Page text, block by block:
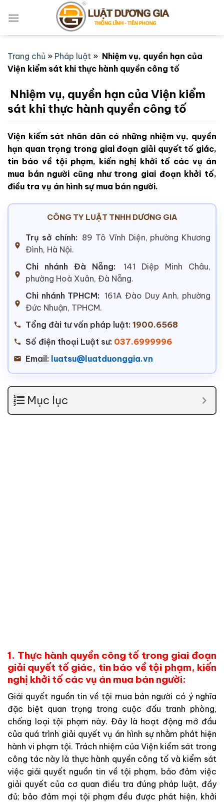
qua
Trang chủ » Pháp luật » Nhiệm vụ, quyền hạn của
Viện kiểm sát khi thực hành quyền công tố
Nhiệm vụ, quyền hạn của Viện kiểm
sát khi thực hành quyền công tố
Viện kiểm sát nhân dân có những nhiệm vụ, quyền
hạn quan trọng trong giai đoạn giải quyết tố giác,
tin báo về tội phạm, kiến nghị khởi tố các vụ án
mua bán người cũng như trong giai đoạn khởi tố,
điều tra vụ án hình sự mua bán người.
CÔNG TY LUẬT TNHH DƯƠNG GIA
Trụ sở chính: 89 Tô Vĩnh Diện, phường Khương
Đình, Hà Nội.
Chi nhánh Đà Nẵng:
141 Diệp Minh Châu,
phường Hoà Xuân, Đà Nẵng.
Chi nhánh TPHCM: 161A Đào Duy Anh, phường
Đức Nhuận, TPHCM.
Tổng đài tư vấn pháp luật: 1900.6568
Số điện thoại Luật sư: 037.6999996
Email: luatsu@luatduonggia.vn
Mục lục
1. Thực hành quyền công tố trong giai đoạn
giải quyết tố giác, tin báo về tội phạm, kiến
nghị khởi tố các vụ án mua bán người:
Giải quyết nguồn tinvề tội mua bán người có ý nghĩa
đặc biệt quan trọng trong cuộc đấu tranh phòng,
chống loại tội phạm này.Đây là hoạt động mở đầu
của quá trình giải quyếtvụ án hình sự nhằm phát hiện
hành vi phạm tội. Trách nhiệm của Viện kiểm sát trong
công tác này là thực hành quyền công tố và kiểm sát
việc giải quyết nguồn tin về tội phạm, bảo đảmviệc
giải quyết của cơ quan điều tra đúng pháp luật, đầy
đủ; bảo đảm mọi tội phạm đều được phát hiện, khởi